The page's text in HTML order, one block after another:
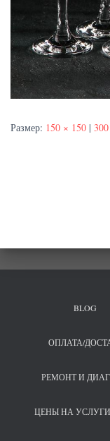
Размер: 150 × 150 |
BLOG
ОПЛАТА/
РЕМОНТ И
ЦЕНЫ НА УСЛУГИ